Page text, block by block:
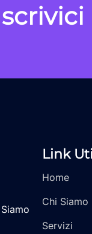
Link
Home
Chi Siamo
Servizi